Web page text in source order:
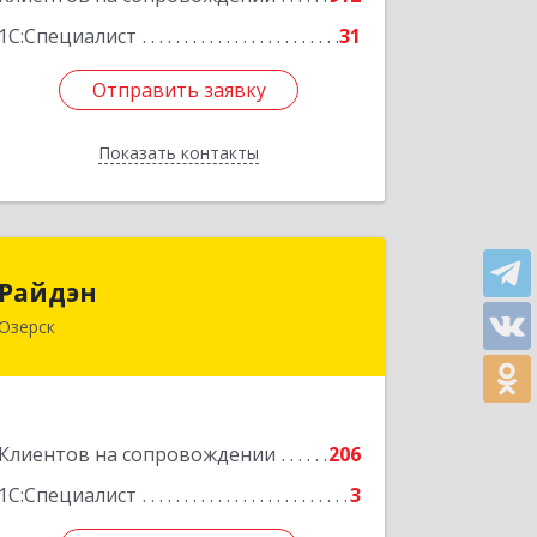
1С:Специалист
31
Отправить заявку
Показать контакты
Отправить заявку
Назад
Райдэн
Клиентов на сопровождении
206
1С:Специалист
3
456783, Челябинская обл, Озерск г,